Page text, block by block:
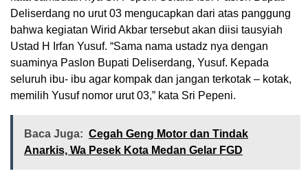
Deliserdang no urut 03 mengucapkan dari atas panggung
bahwa kegiatan Wirid Akbar tersebut akan diisi tausyiah
Ustad H Irfan Yusuf. “Sama nama ustadz nya dengan
suaminya Paslon Bupati Deliserdang, Yusuf. Kepada
seluruh ibu- ibu agar kompak dan jangan terkotak – kotak,
memilih Yusuf nomor urut 03,” kata Sri Pepeni.
Baca Juga: Cegah Geng Motor dan Tindak
Anarkis, Wa Pesek Kota Medan Gelar FGD